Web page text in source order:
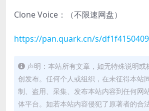
Clone Voice：（不限速网盘）
https://pan.quark.cn/s/
声明：本站所有文章，如无特殊说明或
创发布。任何个人或组织，在未征得本站
制、盗用、采集、发布本站内容到任何网
体平台。如若本站内容侵犯了原著者的合